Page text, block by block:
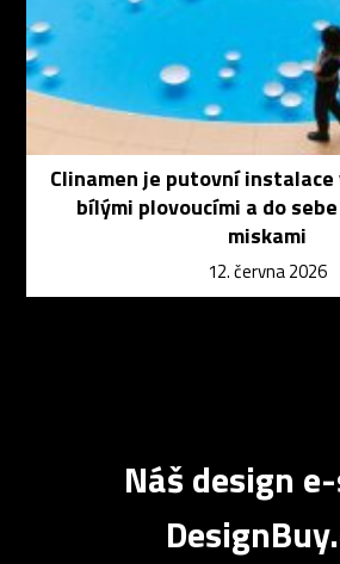
Clinamen je putovní instalace
bílými plovoucími a do
miskami
12. června 2026
Náš design